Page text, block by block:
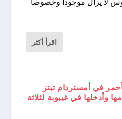
اقرأ أكثر
في أمستردام تبتز
في غيبوبة لثلاثة